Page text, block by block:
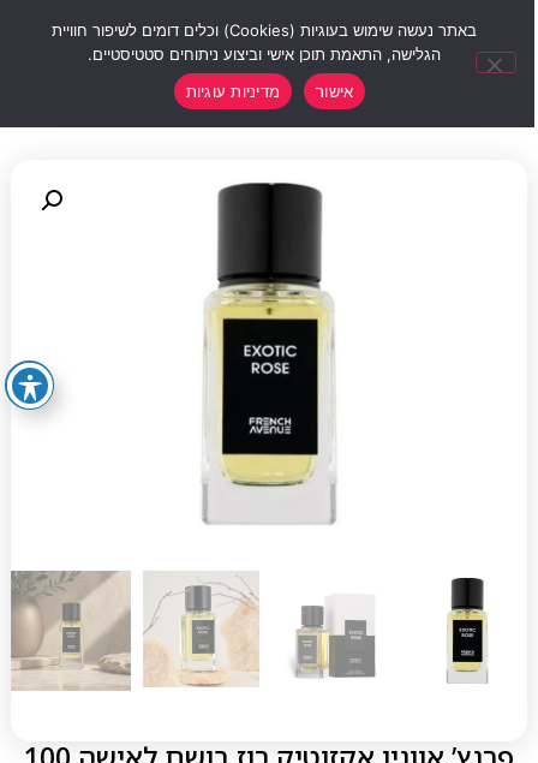
באתר נעשה שימוש בעוגיות (Cookies) וכלים דומים לשיפור חוויית
הגלישה, התאמת תוכן אישי וביצוע ניתוחים סטטיסטיים.
אישור
מדיניות עוגיות